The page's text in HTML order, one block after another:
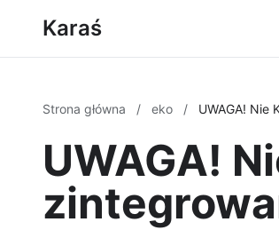
Karaś
Strona główna / eko / UWAGA! Nie
UWAGA!